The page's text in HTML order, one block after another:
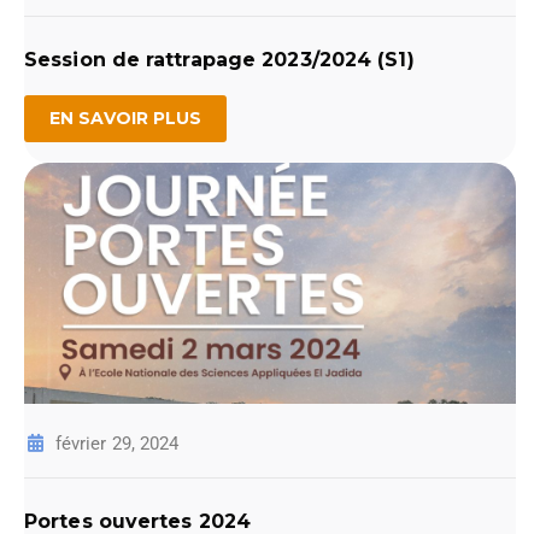
Session de rattrapage 2023/2024 (S1)
EN SAVOIR PLUS
février 29, 2024
Portes ouvertes 2024